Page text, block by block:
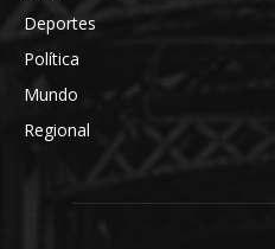
Deportes
Política
Mundo
Regional